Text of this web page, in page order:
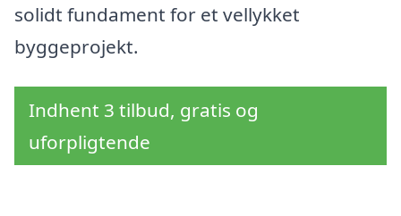
solidt fundament for et vellykket
byggeprojekt.
Indhent 3 tilbud, gratis og
uforpligtende